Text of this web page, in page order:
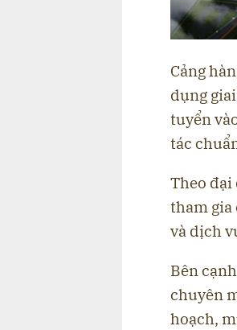
Cảng
dụng
tuyển
tác
Theo đại
tham gia
và dịch
Bên
chuyên
hoạch,